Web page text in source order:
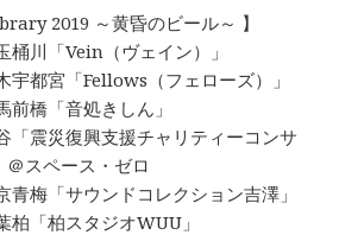
2019 ～黄昏のビール～ 】
桶川「Vein（ヴェイン）」
宇都宮「Fellows（フェローズ）」
前橋「音処きしん」
「震災復興支援チャリティーコンサ
スペース・ゼロ
青梅「サウンドコレクション吉澤」
柏「柏スタジオWUU」